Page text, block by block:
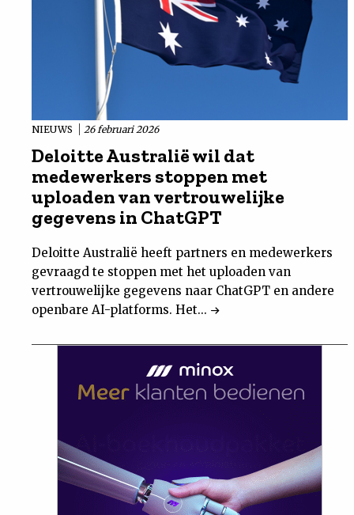
NIEUWS 26 februari 2026
Deloitte Australië wil dat
medewerkers stoppen met
uploaden van vertrouwelijke
gegevens in ChatGPT
Deloitte Australië heeft partners en medewerkers
gevraagd te stoppen met het uploaden van
vertrouwelijke gegevens naar ChatGPT en andere
openbare AI-platforms. Het...